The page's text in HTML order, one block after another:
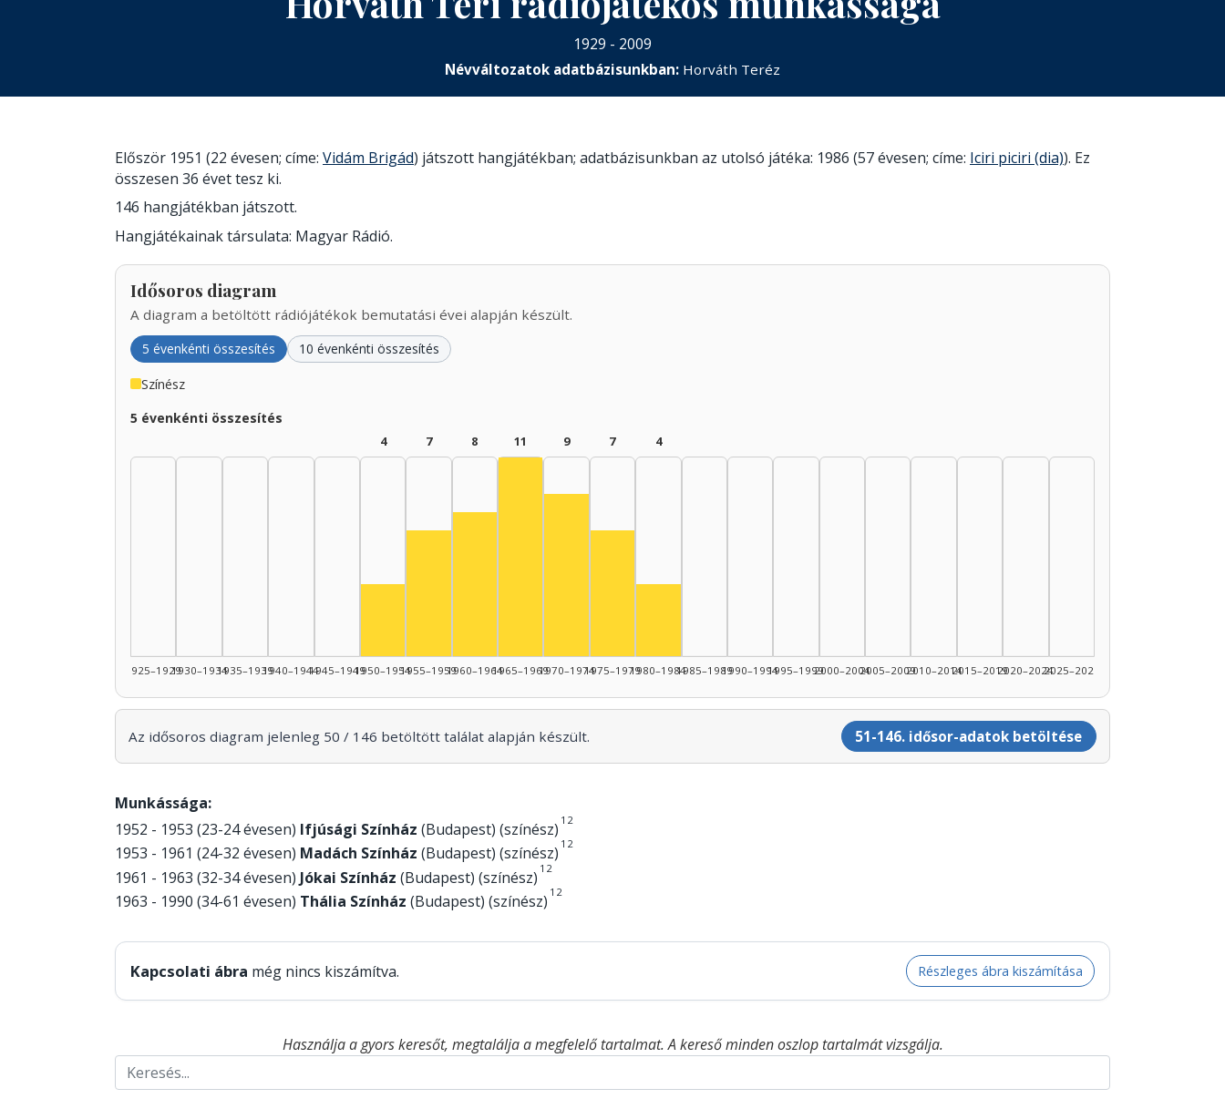
1929 - 2009
Névváltozatok adatbázisunkban: Horváth Teréz
Először 1951 (22 évesen; címe: Vidám Brigád) játszott hangjátékban; adatbázisunkban az utolsó játéka: 1986 (57 évesen; címe: Iciri piciri (dia)). Ez
összesen 36 évet tesz ki.
146 hangjátékban játszott.
Hangjátékainak társulata: Magyar Rádió.
Idősoros diagram
A diagram a betöltött rádiójátékok bemutatási évei alapján készült.
5 évenkénti összesítés 10 évenkénti összesítés
Színész
5 évenkénti összesítés
1925–19291930–19341935–19391940–19441945–1949
4
1950–1954
7
1955–1959
8
1960–1964
11
1965–1969
9
Színész, 1970–1974: 9
1970–1974
7
1975–1979
4
1980–19841985–19891990–19941995–19992000–20042005–20092010–20142015–20192020–20242025–2026
Az idősoros diagram jelenleg 50 / 146 betöltött találat alapján készült. 51-146. idősor-adatok betöltése
Munkássága:
1952 - 1953 (23-24 évesen) Ifjúsági Színház (Budapest) (színész) 1 2
1953 - 1961 (24-32 évesen) Madách Színház (Budapest) (színész) 1 2
1961 - 1963 (32-34 évesen) Jókai Színház (Budapest) (színész) 1 2
1963 - 1990 (34-61 évesen) Thália Színház (Budapest) (színész) 1 2
Kapcsolati ábra még nincs kiszámítva. Részleges ábra kiszámítása
Használja a gyors keresőt, megtalálja a megfelelő tartalmat. A kereső minden oszlop tartalmát vizsgálja.